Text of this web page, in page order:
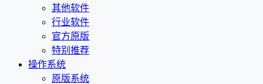
其他软件
行业软件
官方原版
特别推荐
操作系统
原版系统